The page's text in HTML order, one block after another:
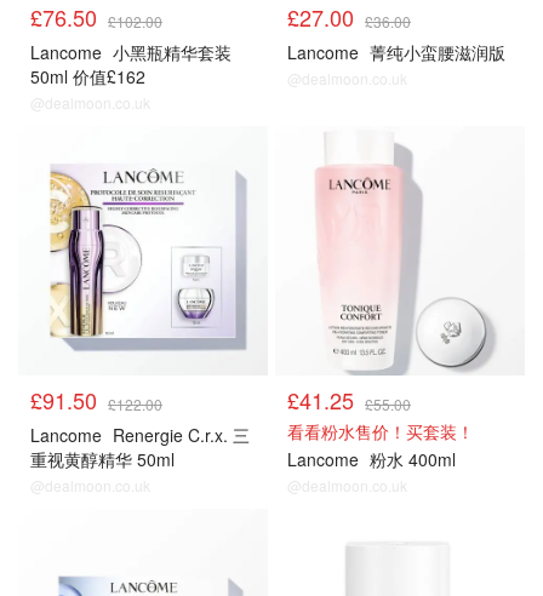
£76.50 £102.00
Lancome 小黑瓶精华套装
50ml 价值£162
@dealmoon.co.uk
£27.00 £36.00
Lancome 菁纯小蛮腰滋润版
@dealmoon.co.uk
£91.50 £122.00
Lancome Renergie C.r.x. 三
重视黄醇精华 50ml
@dealmoon.co.uk
£41.25 £55.00
看看粉水售价！买套装！
Lancome 粉水 400ml
@dealmoon.co.uk